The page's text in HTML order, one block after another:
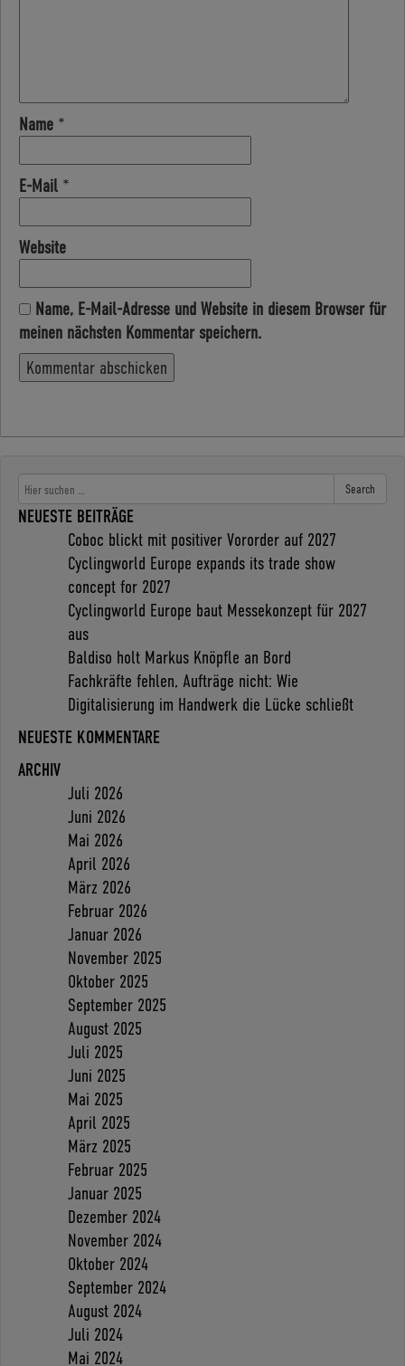
Name *
E-Mail *
Website
Name, E-Mail-Adresse und Website in diesem Browser für
meinen nächsten Kommentar speichern.
Search
NEUESTE BEITRÄGE
Coboc blickt mit positiver Vororder auf 2027
Cyclingworld Europe expands its trade show
concept for 2027
Cyclingworld Europe baut Messekonzept für 2027
aus
Baldiso holt Markus Knöpfle an Bord
Fachkräfte fehlen, Aufträge nicht: Wie
Digitalisierung im Handwerk die Lücke schließt
NEUESTE KOMMENTARE
ARCHIV
Juli 2026
Juni 2026
Mai 2026
April 2026
März 2026
Februar 2026
Januar 2026
November 2025
Oktober 2025
September 2025
August 2025
Juli 2025
Juni 2025
Mai 2025
April 2025
März 2025
Februar 2025
Januar 2025
Dezember 2024
November 2024
Oktober 2024
September 2024
August 2024
Juli 2024
Mai 2024